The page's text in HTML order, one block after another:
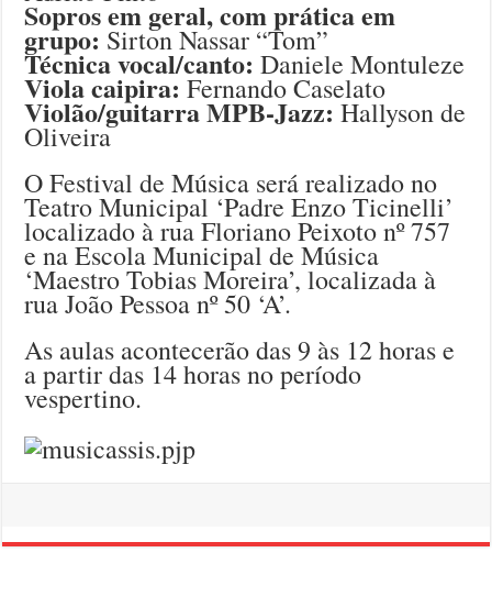
Sopros em geral, com prática em
grupo: Sirton Nassar “Tom”
Técnica vocal/canto: Daniele Montuleze
Viola caipira: Fernando Caselato
Violão/guitarra MPB-Jazz: Hallyson de
Oliveira
O Festival de Música será realizado no
Teatro Municipal ‘Padre Enzo Ticinelli’
localizado à rua Floriano Peixoto nº 757
e na Escola Municipal de Música
‘Maestro Tobias Moreira’, localizada à
rua João Pessoa nº 50 ‘A’.
As aulas acontecerão das 9 às 12 horas e
a partir das 14 horas no período
vespertino.